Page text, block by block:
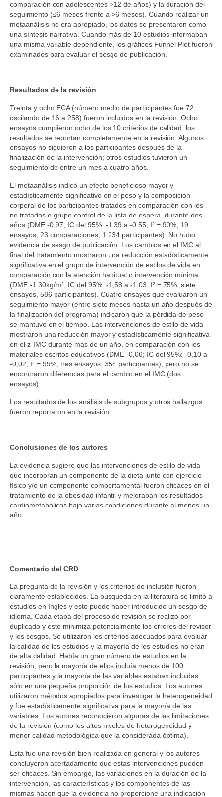
comparación con adolescentes >12 de años) y la duración del
seguimiento (≤6 meses frente a >6 meses). Cuando realizar un
metaanálisis no era apropiado, los datos se presentaron como
una síntesis narrativa. Cuando más de 10 estudios informaban
una misma variable dependiente, los gráficos Funnel Plot fueron
examinados para evaluar el sesgo de publicación.
Resultados de la revisión
Treinta y ocho ECA (número medio de participantes fue 72,
oscilando de 16 a 258) fueron incluidos en la revisión. Ocho
ensayos cumplieron ocho de los 10 criterios de calidad; los
resultados se reportan completamente en la revisión. Algunos
ensayos no siguieron a los participantes después de la
finalización de la intervención; otros estudios tuvieron un
seguimiento de entre un mes a cuatro años.
El metaanálisis indicó un efecto beneficioso mayor y
estadísticamente significativo en el peso y la composición
corporal de los participantes tratados en comparación con los
no tratados o grupo control de la lista de espera, durante dos
años (DME -0,97; IC del 95%: -1.39 a -0.55; Ι² = 90%; 19
ensayos, 23 comparaciones, 1.234 participantes). No hubo
evidencia de sesgo de publicación. Los cambios en el IMC al
final del tratamiento mostraron una reducción estadísticamente
significativa en el grupo de intervención de estilos de vida en
comparación con la atención habitual o intervención mínima
(DME -1.30kg/m²; IC del 95%: -1,58 a -1,03; Ι² = 75%; siete
ensayos, 586 participantes). Cuatro ensayos que evaluaron un
seguimiento mayor (entre siete meses hasta un año después de
la finalización del programa) indicaron que la pérdida de peso
se mantuvo en el tiempo. Las intervenciones de estilo de vida
mostraron una reducción mayor y estadísticamente significativa
en el z-IMC durante más de un año, en comparación con los
materiales escritos educativos (DME -0,06; IC del 95%: -0,10 a
-0,02; Ι² = 99%; tres ensayos, 354 participantes), pero no se
encontraron diferencias para el cambio en el IMC (dos
ensayos).
Los resultados de los análisis de subgrupos y otros hallazgos
fueron reportaron en la revisión.
Conclusiones de los autores
La evidencia sugiere que las intervenciones de estilo de vida
que incorporan un componente de la dieta junto con ejercicio
físico y/o un componente comportamental fueron eficaces en el
tratamiento de la obesidad infantil y mejoraban los resultados
cardiometabólicos bajo varias condiciones durante al menos un
año.
Comentario del CRD
La pregunta de la revisión y los criterios de inclusión fueron
claramente establecidos. La búsqueda en la literatura se limitó a
estudios en Inglés y esto puede haber introducido un sesgo de
idioma. Cada etapa del proceso de revisión se realizó por
duplicado y esto minimiza potencialmente los errores del revisor
y los sesgos. Se utilizaron los criterios adecuados para evaluar
la calidad de los estudios y la mayoría de los estudios no eran
de alta calidad. Había un gran número de estudios en la
revisión, pero la mayoría de ellos incluía menos de 100
participantes y la mayoría de las variables estaban incluidas
sólo en una pequeña proporción de los estudios. Los autores
utilizaron métodos apropiados para investigar la heterogeneidad
y fue estadísticamente significativa para la mayoría de las
variables. Los autores reconocieron algunas de las limitaciones
de la revisión (como los altos niveles de heterogeneidad y
menor calidad metodológica que la considerada óptima).
Esta fue una revisión bien realizada en general y los autores
concluyeron acertadamente que estas intervenciones pueden
ser eficaces. Sin embargo, las variaciones en la duración de la
intervención, las características y los componentes de las
mismas hacen que la evidencia no proporcione una indicación